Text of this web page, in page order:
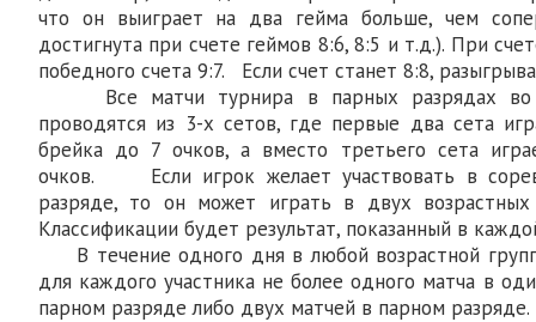
что он выиграет на два гейма больше, чем
достигнута при счете геймов 8:6, 8:5 и т.д.). При
победного счета 9:7. Если счет станет 8:8,
Все матчи турнира в парных разрядах во
проводятся из 3-х сетов, где первые два сета
брейка до 7 очков, а вместо третьего сета
очков. Если игрок желает участвовать в
разряде, то он может играть в двух
Классификации будет результат, показанный в
В течение одного дня в любой возрастной
для каждого участника не более одного матча в
парном разряде либо двух матчей в парном разряде.